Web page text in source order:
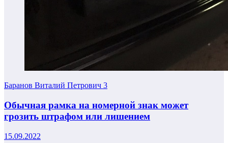
Баранов Виталий Петрович 3
Обычная рамка на номерной знак может
грозить штрафом или лишением
15.09.2022